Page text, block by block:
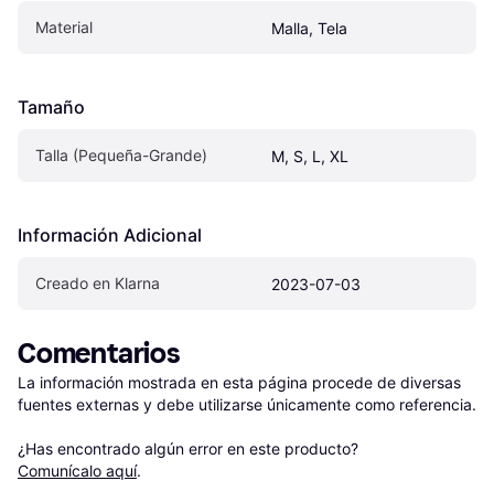
Material Malla, Tela
Tamaño
Talla (Pequeña-Grande) M, S, L, XL
Información Adicional
Creado en Klarna 2023-07-03
Comentarios
La información mostrada en esta página procede de diversas
fuentes externas y debe utilizarse únicamente como referencia.
¿Has encontrado algún error en este producto?
Comunícalo aquí.